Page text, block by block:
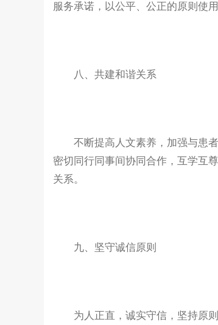
服务承诺，以公平、公正的原则使用
八、共建和谐关系
不断提高人文素养，加强与患者
密切同行同事间协同合作，互学互
关系。
九、坚守诚信原则
为人正直，诚实守信，坚持原则